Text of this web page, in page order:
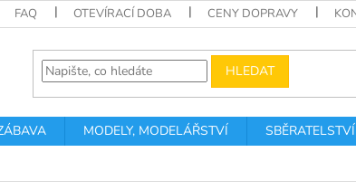
FAQ OTEVÍRACÍ DOBA CENY DOPRAVY
HLEDAT
MODELY, MODELÁŘSTVÍ SBĚRATELSTVÍ